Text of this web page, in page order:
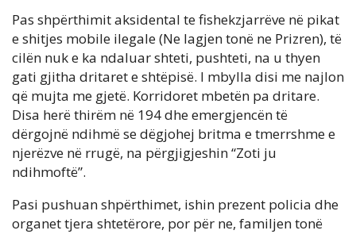
Pas shpërthimit aksidental te fishekzjarrëve në pikat
e shitjes mobile ilegale (Ne lagjen tonë ne Prizren), të
cilën nuk e ka ndaluar shteti, pushteti, na u thyen
gati gjitha dritaret e shtëpisë. I mbylla disi me najlon
që mujta me gjetë. Korridoret mbetën pa dritare.
Disa herë thirëm në 194 dhe emergjencën të
dërgojnë ndihmë se dëgjohej britma e tmerrshme e
njerëzve në rrugë, na përgjigjeshin “Zoti ju
ndihmoftë”.
Pasi pushuan shpërthimet, ishin prezent policia dhe
organet tjera shtetërore, por për ne, familjen tonë